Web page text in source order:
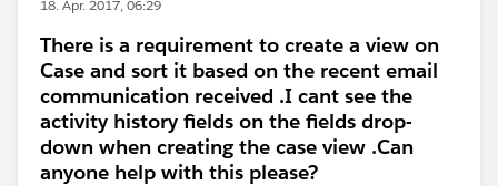
18. Apr. 2017, 06:29
There is a requirement to create a view on
Case and sort it based on the recent email
communication received .I cant see the
activity history fields on the fields drop-
down when creating the case view .Can
anyone help with this please?